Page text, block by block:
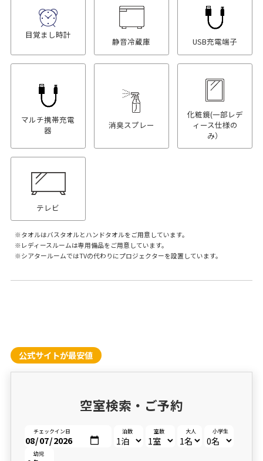
目覚まし時計
静音冷蔵庫 USB充電端子
マルチ携帯充電
器
消臭スプレー
化粧鏡(一部レデ
ィース仕様の
み）
テレビ
タオルはバスタオルとハンドタオルをご用意しています。
レディースルームは専用備品をご用意しています。
シアタールームではTVの代わりにプロジェクターを設置しています。
公式サイトが最安値
空室検索・ご予約
チェックイン日 泊数 室数 大人 小学生
幼児